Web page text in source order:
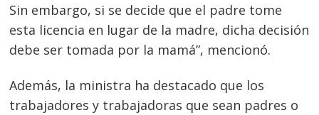
Sin embargo, si se decide que el padre tome
esta licencia en lugar de la madre, dicha decisión
debe ser tomada por la mamá”, mencionó.
Además, la ministra ha destacado que los
trabajadores y trabajadoras que sean padres o